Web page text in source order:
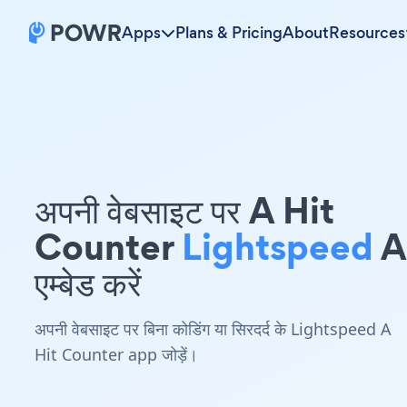
Apps Plans & PricingAboutResources
अपनी वेबसाइट पर A Hit
CounterLightspeed
एम्बेड करें
अपनी वेबसाइट पर बिना कोडिंग या सिरदर्द के Lightspeed A
Hit Counter app जोड़ें।